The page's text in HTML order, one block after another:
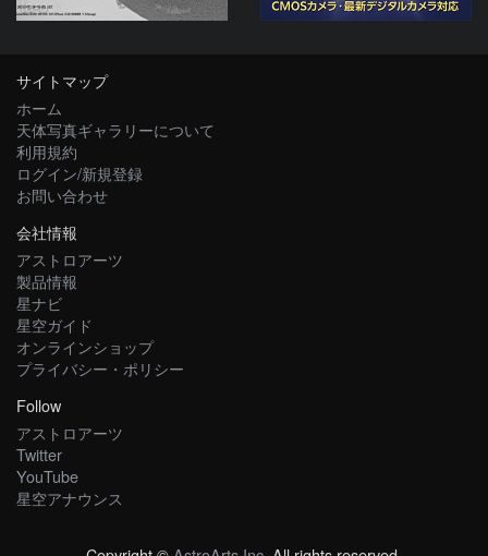
ta-o
サイトマップ
ホーム
天体写真ギャラリーについて
利用規約
ログイン/新規登録
お問い合わせ
会社情報
アストロアーツ
製品情報
星ナビ
星空ガイド
オンラインショップ
プライバシー・ポリシー
Follow
アストロアーツ
Twitter
YouTube
星空アナウンス